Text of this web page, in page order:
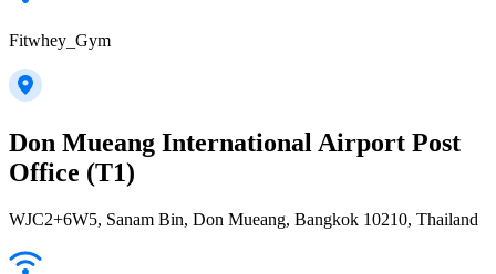
Fitwhey_Gym
Don Mueang International Airport Post
Office (T1)
WJC2+6W5, Sanam Bin, Don Mueang, Bangkok 10210, Thailand